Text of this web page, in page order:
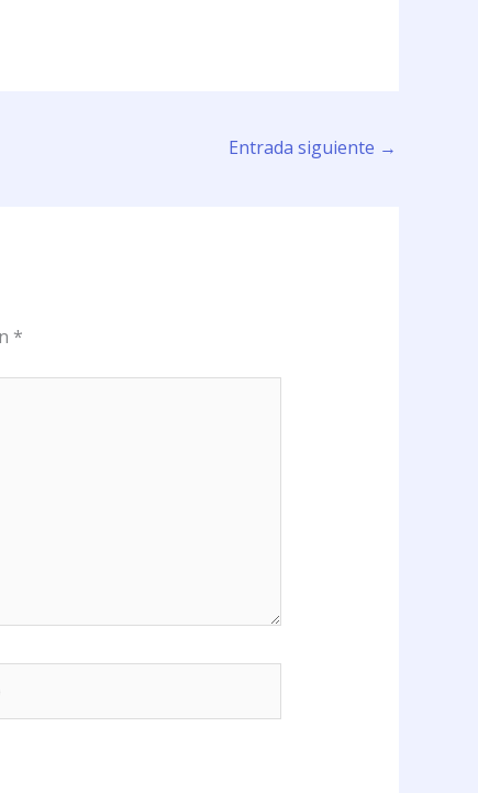
Entrada siguiente →
*